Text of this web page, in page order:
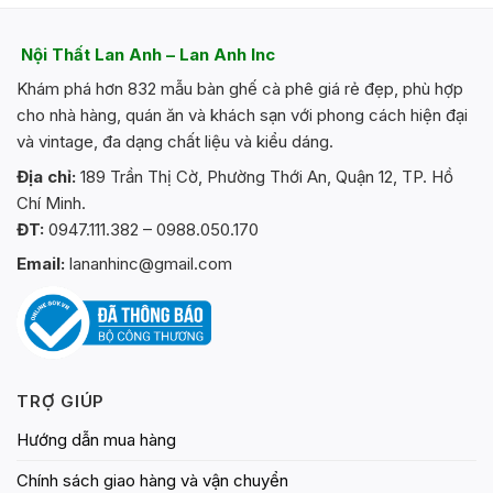
Các
tùy
chọn
có
được
chọn
trên
sản
phẩm
Nội Thất Lan Anh – Lan Anh Inc
Khám phá hơn 832 mẫu bàn ghế cà phê giá rẻ đẹp, phù hợp
cho nhà hàng, quán ăn và khách sạn với phong cách hiện đại
và vintage, đa dạng chất liệu và kiểu dáng.
Địa chỉ: 189 Trần Thị Cờ, Phường Thới An, Quận 12, TP. Hồ
Chí Minh.
ĐT: 0947.111.382 – 0988.050.170
Email: lananhinc@gmail.com
TRỢ GIÚP
Hướng dẫn mua hàng
Chính sách giao hàng và vận chuyển